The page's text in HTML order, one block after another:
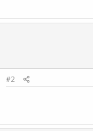
#2